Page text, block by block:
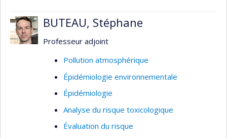
Méthodologie : Évaluative - Recherche sur
les services de santé
BUTEAU, Stéphane
Professeur adjoint
Pollution atmosphérique
Épidémiologie environnementale
Épidémiologie
Analyse du risque toxicologique
Évaluation du risque